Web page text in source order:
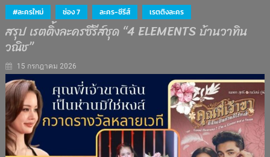
#ละครใหม่ ช่อง 7 ละคร-ซีรีส์ เรตติงละคร
สรุป เรตติ้งละครซีรีส์ชุด “4 ELEMENTS บ้านวาทิน
วณิช”
15 กรกฎาคม 2026